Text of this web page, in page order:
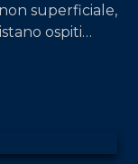
superficiale,
ospiti